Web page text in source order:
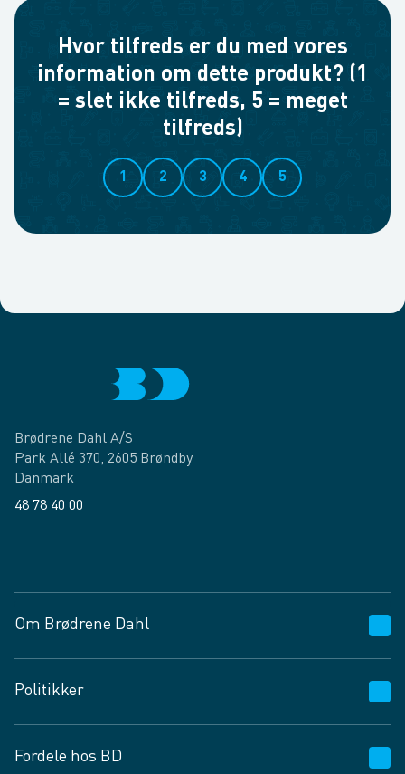
Hvor tilfreds er du med vores
information om dette produkt? (1
= slet ikke tilfreds, 5 = meget
tilfreds)
1 2 3 4 5
Brødrene Dahl A/S
Park Allé 370, 2605 Brøndby
Danmark
48 78 40 00
Om Brødrene Dahl
Vagttelefon 30 10 89 89
Spørgsmål og svar
Job og karriere
Politikker
Privatlivspolitik
Fordele hos BD